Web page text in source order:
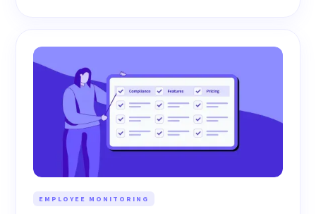
EMPLOYEE MONITORING